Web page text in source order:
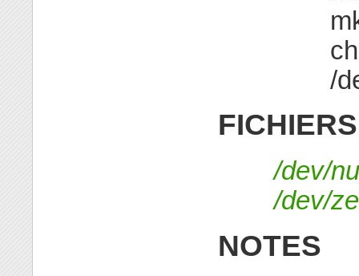
/
FICHIERS
/dev/
/dev/
NOTES